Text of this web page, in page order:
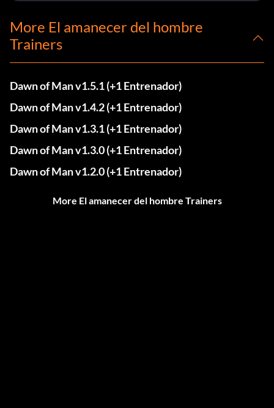
More El amanecer del hombre
Trainers
Dawn of Man v1.5.1 (+1 Entrenador)
Dawn of Man v1.4.2 (+1 Entrenador)
Dawn of Man v1.3.1 (+1 Entrenador)
Dawn of Man v1.3.0 (+1 Entrenador)
Dawn of Man v1.2.0 (+1 Entrenador)
More El amanecer del hombre Trainers